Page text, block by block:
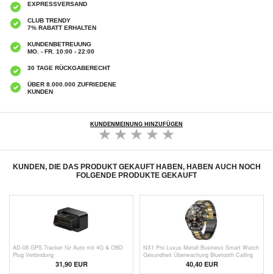
EXPRESSVERSAND
CLUB TRENDY
7% RABATT ERHALTEN
KUNDENBETREUUNG
MO. - FR. 10:00 - 22:00
30 TAGE RÜCKGABERECHT
ÜBER 8.000.000 ZUFRIEDENE
KUNDEN
KUNDENMEINUNG HINZUFÜGEN
KUNDEN, DIE DAS PRODUKT GEKAUFT HABEN, HABEN AUCH NOCH
FOLGENDE PRODUKTE GEKAUFT
AD-08 GPS Tracker für Auto mit 4G & OBD
Plug Verbindung
31,90 EUR
NX1 Pro Luxus Metall Business Smart Watch
Gesundheit Überwachung Bluetooth Calling
Wasserdicht Sportuhr - Gold
40,40 EUR